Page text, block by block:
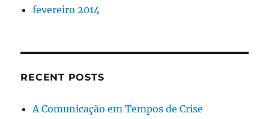
fevereiro 2014
RECENT POSTS
A Comunicação em Tempos de Crise